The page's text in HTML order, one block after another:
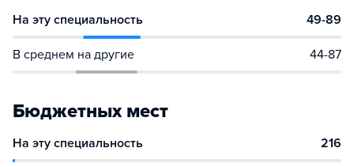
На эту специальность 49-89
В среднем на другие 44-87
Бюджетных мест
На эту специальность 216